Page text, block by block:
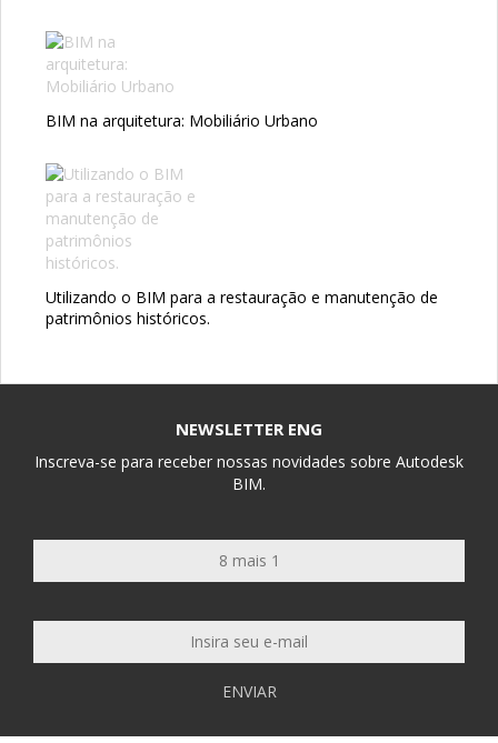
BIM na arquitetura: Mobiliário Urbano
Utilizando o BIM para a restauração e manutenção de
patrimônios históricos.
NEWSLETTER ENG
Inscreva-se para receber nossas novidades sobre Autodesk
BIM.
ENVIAR